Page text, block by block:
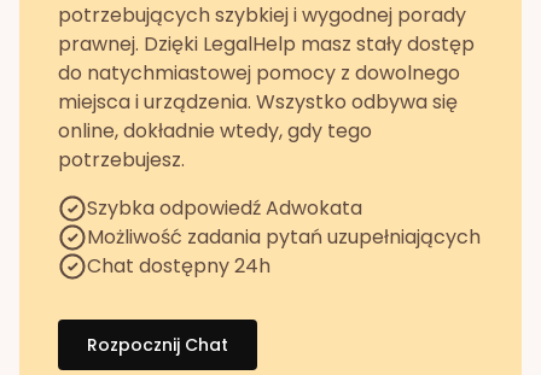
potrzebujących szybkiej i wygodnej porady
prawnej. Dzięki LegalHelp masz stały dostęp
do natychmiastowej pomocy z dowolnego
miejsca i urządzenia. Wszystko odbywa się
online, dokładnie wtedy, gdy tego
potrzebujesz.
Szybka odpowiedź Adwokata
Możliwość zadania pytań uzupełniających
Chat dostępny 24h
Rozpocznij Chat